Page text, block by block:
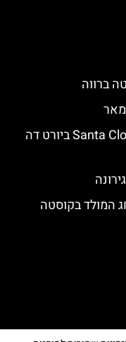
ברווה
גנים סנטה קלוטיד Santa Clotilde Gardens ביורט דה
המולד בקוסטה